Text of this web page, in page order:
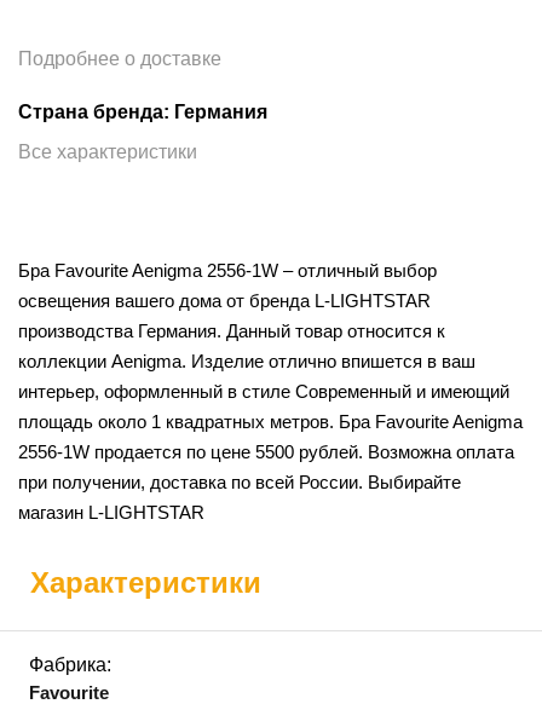
Подробнее о доставке
Страна бренда: Германия
Все характеристики
Бра Favourite Aenigma 2556-1W – отличный выбор
освещения вашего дома от бренда L-LIGHTSTAR
производства Германия. Данный товар относится к
коллекции Aenigma. Изделие отлично впишется в ваш
интерьер, оформленный в стиле Современный и имеющий
площадь около 1 квадратных метров. Бра Favourite Aenigma
2556-1W продается по цене 5500 рублей. Возможна оплата
при получении, доставка по всей России. Выбирайте
магазин L-LIGHTSTAR
Характеристики
Фабрика:
Favourite